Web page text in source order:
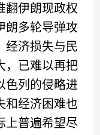
翻伊朗现政权
朗多轮导弹攻
经济损失与民
，已难以再把
色列的侵略进
和经济困难也
上普遍希望尽